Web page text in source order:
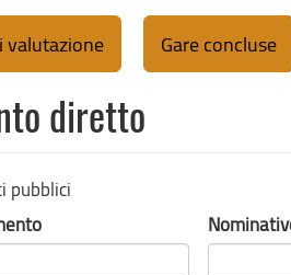
valutazione Gare concluse
diretto
pubblici